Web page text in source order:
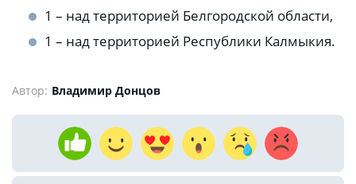
1 – над территорией Белгородской области,
1 – над территорией Республики Калмыкия.
Автор: Владимир Донцов